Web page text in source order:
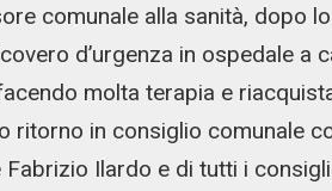
comunale alla sanità, dopo
d’urgenza in ospedale a
molta terapia e
ritorno in consiglio comunale
Ilardo e di tutti i